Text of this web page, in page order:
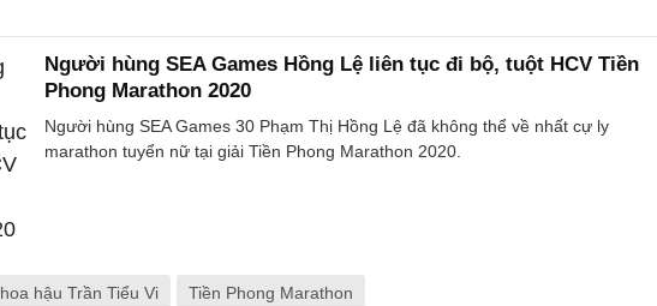
Người hùng SEA Games Hồng Lệ liên tục đi bộ, tuột HCV Tiền
Phong Marathon 2020
Người hùng SEA Games 30 Phạm Thị Hồng Lệ đã không thể về nhất cự ly
marathon tuyển nữ tại giải Tiền Phong Marathon 2020.
hoa hậu Trần Tiểu Vi Tiền Phong Marathon